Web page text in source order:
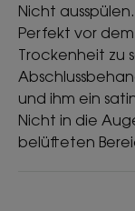
Nicht ausspülen.
Perfekt vor
Trockenheit zu
und ihm ein
Nicht in die
belüfteten